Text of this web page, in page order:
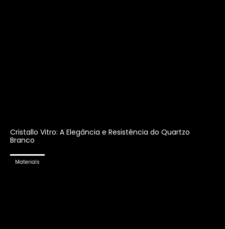
Cristallo Vitro: A Elegância e Resistência do Quartzo
Branco
Materials